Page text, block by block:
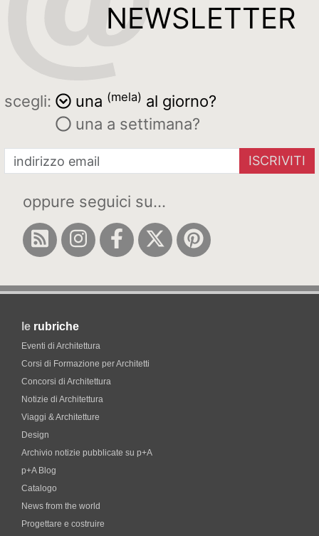
NEWSLETTER
scegli: una (mela) al giorno?
una a settimana?
ISCRIVITI
oppure seguici su...
le rubriche
Eventi di Architettura
Corsi di Formazione per Architetti
Concorsi di Architettura
Notizie di Architettura
Viaggi & Architetture
Design
Archivio notizie pubblicate su p+A
p+A Blog
Catalogo
News from the world
Progettare e costruire